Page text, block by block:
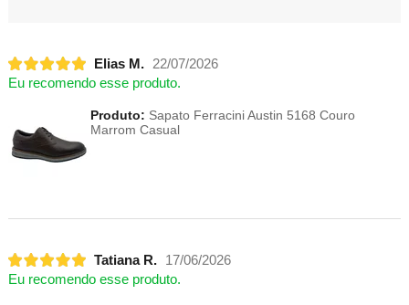
Elias M.
22/07/2026
Eu recomendo esse produto.
Produto: Sapato Ferracini Austin 5168 Couro
Marrom Casual
Tatiana R.
17/06/2026
Eu recomendo esse produto.